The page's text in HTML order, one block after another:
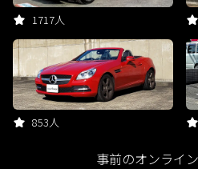
1717人
853人
事前のオンライ